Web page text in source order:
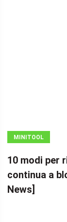
MINITOOL
10 modi per
continua a
News]